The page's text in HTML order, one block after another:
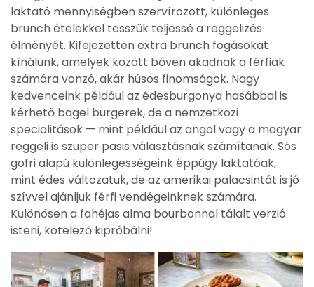
laktató mennyiségben szervírozott, különleges
brunch ételekkel tesszük teljessé a reggelizés
élményét. Kifejezetten extra brunch fogásokat
kínálunk, amelyek között bőven akadnak a férfiak
számára vonzó, akár húsos finomságok. Nagy
kedvenceink például az édesburgonya hasábbal is
kérhető bagel burgerek, de a nemzetközi
specialitások — mint például az angol vagy a magyar
reggeli is szuper pasis választásnak számítanak. Sós
gofri alapú különlegességeink éppúgy laktatóak,
mint édes változatuk, de az amerikai palacsintát is jó
szívvel ajánljuk férfi vendégeinknek számára.
Különösen a fahéjas alma bourbonnal tálalt verzió
isteni, kötelező kipróbálni!